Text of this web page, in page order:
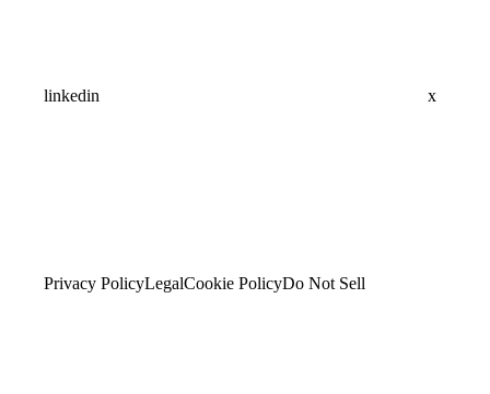
linkedin x
Privacy PolicyLegalCookie PolicyDo Not Sell